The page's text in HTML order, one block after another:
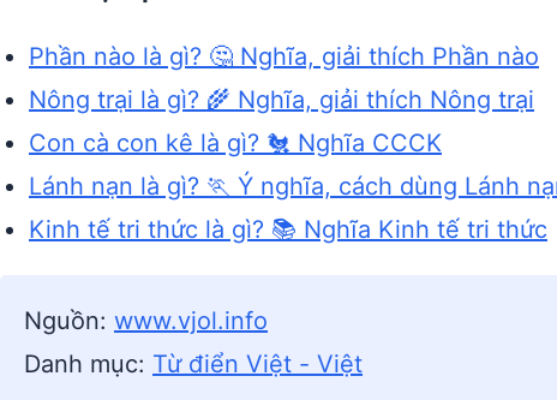
Phần nào là gì? 🤔 Nghĩa, giải thích Phần nào
Nông trại là gì? 🌾 Nghĩa, giải thích Nông trại
Con cà con kê là gì? 🐔 Nghĩa CCCK
Lánh nạn là gì? 🏃 Ý nghĩa, cách dùng Lánh
Kinh tế tri thức là gì? 📚 Nghĩa Kinh tế tri thức
Nguồn: www.vjol.info
Danh mục: Từ điển Việt - Việt